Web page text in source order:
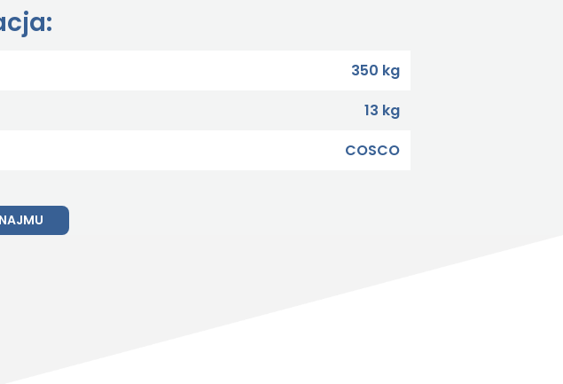
350 kg
13 kg
COSCO